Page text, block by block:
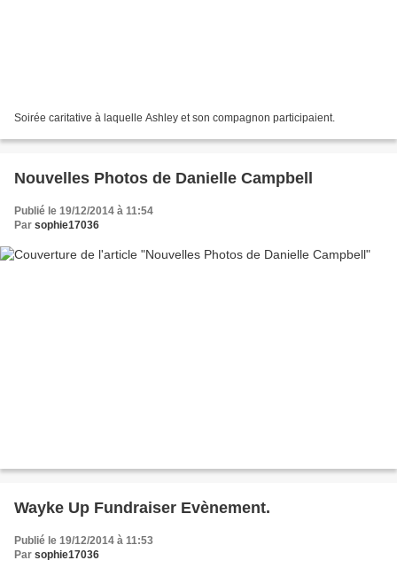
Soirée caritative à laquelle Ashley et son compagnon participaient.
Nouvelles Photos de Danielle Campbell
Publié le 19/12/2014 à 11:54
Par sophie17036
Wayke Up Fundraiser Evènement.
Publié le 19/12/2014 à 11:53
Par sophie17036